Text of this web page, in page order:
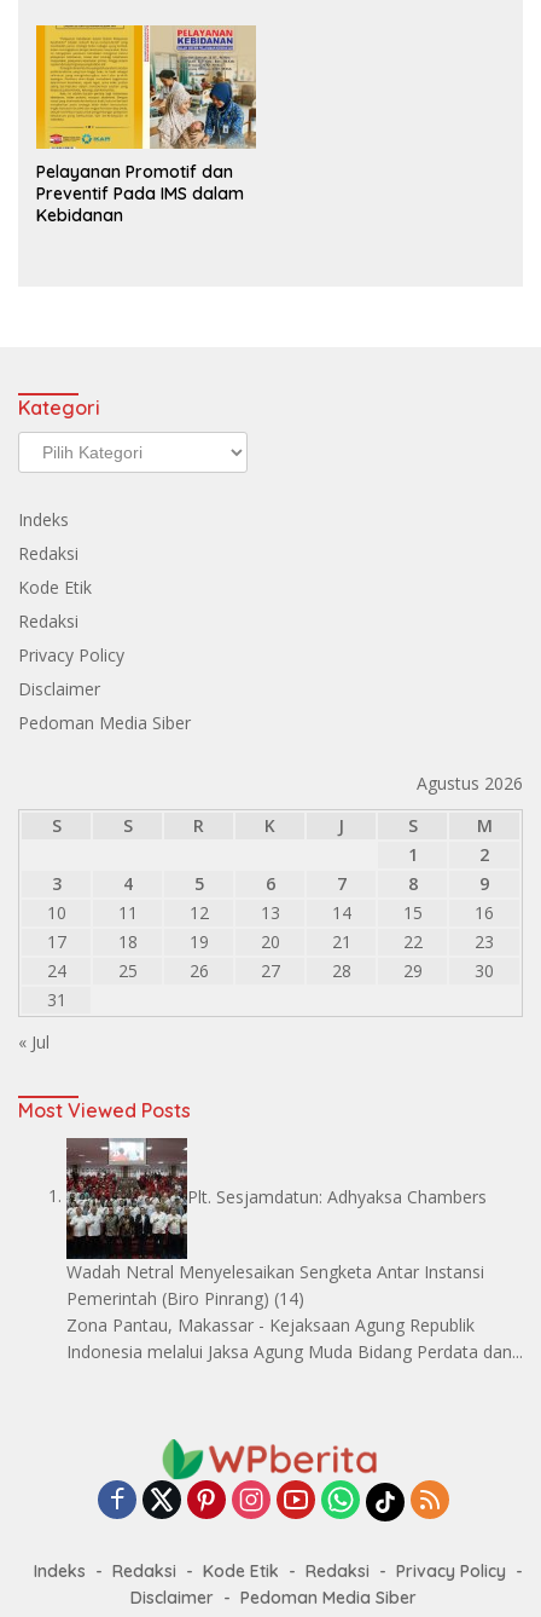
Pelayanan Promotif dan
Preventif Pada IMS dalam
Kebidanan
Kategori
Kategori
Indeks
Redaksi
Kode Etik
Redaksi
Privacy Policy
Disclaimer
Pedoman Media Siber
Agustus 2026
S
S R K J S
M
1
2
3
4 5 6 7 8
9
10
11 12 13 14 15
16
17
18 19 20 21 22
23
24
25 26 27 28 29
30
31
« Jul
Most Viewed Posts
Plt. Sesjamdatun: Adhyaksa Chambers
Wadah Netral Menyelesaikan Sengketa Antar Instansi
Pemerintah (Biro Pinrang) (14)
Zona Pantau, Makassar - Kejaksaan Agung Republik
Indonesia melalui Jaksa Agung Muda Bidang Perdata dan...
Indeks Redaksi Kode Etik Redaksi
Privacy Policy
Disclaimer
Pedoman Media Siber